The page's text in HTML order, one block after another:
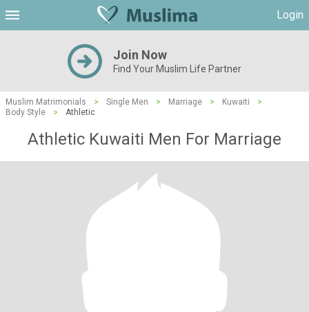
Login
Join Now
Find Your Muslim Life Partner
Muslim Matrimonials > Single Men > Marriage > Kuwaiti
>
Body Style
> Athletic
Athletic Kuwaiti Men For Marriage